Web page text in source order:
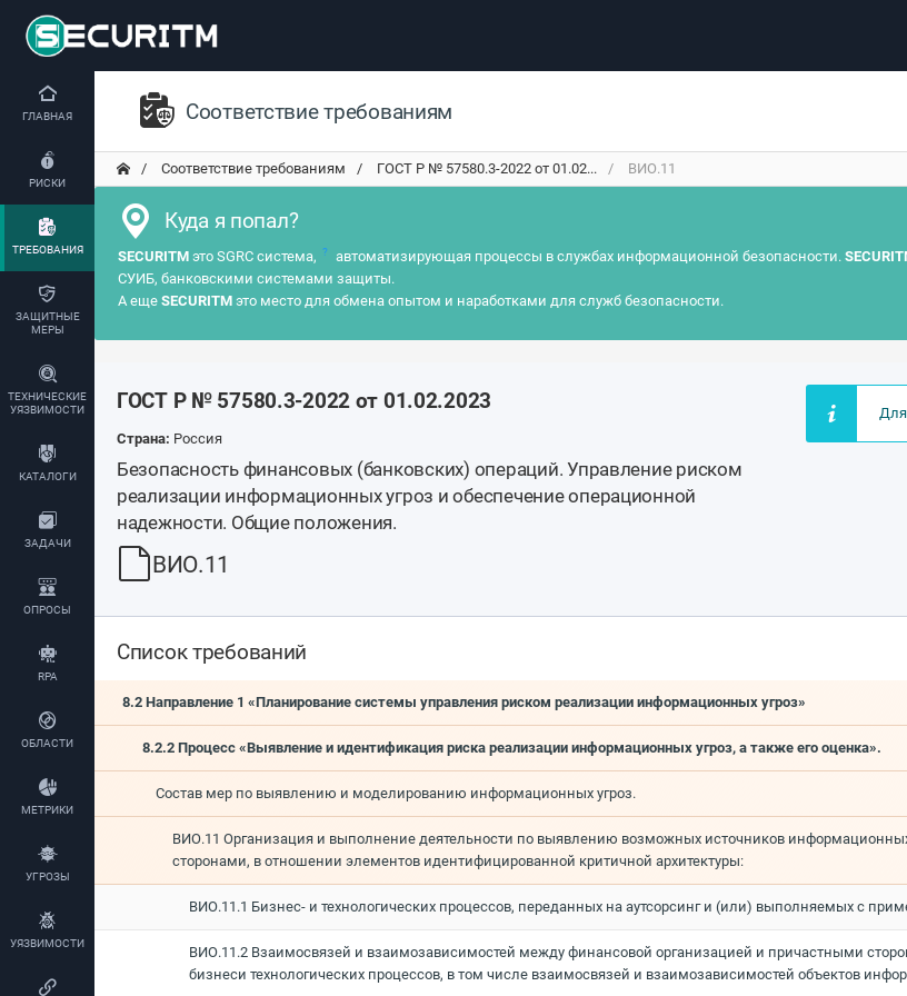
ГЛАВНАЯ
РИСКИ
ТРЕБОВАНИЯ
ЗАЩИТНЫЕ
МЕРЫ
ТЕХНИЧЕСКИЕ
УЯЗВИМОСТИ
КАТАЛОГИ
ЗАДАЧИ
ОПРОСЫ
RPA
ОБЛАСТИ
МЕТРИКИ
УГРОЗЫ
УЯЗВИМОСТИ
Соответствие требованиям
Соответствие требованиям ГОСТ Р № 57580.3-2022 от 01.02... ВИО.11
Куда я попал?
SECURITM это SGRC система, ? автоматизирующая процессы в службах информационной безопасности.
СУИБ, банковскими системами защиты.
А еще SECURITM это место для обмена опытом и наработками для служб безопасности.
ГОСТ Р № 57580.3-2022 от 01.02.2023
Страна: Россия
Безопасность финансовых (банковских) операций. Управление риском
реализации информационных угроз и обеспечение операционной
надежности. Общие положения.
ВИО.11
Для
Список требований
8.2 Направление 1 «Планирование системы управления риском реализации информационных угроз»
8.2.2 Процесс «Выявление и идентификация риска реализации информационных угроз, а также его оценка».
Состав мер по выявлению и моделированию информационных угроз.
ВИО.11 Организация и выполнение деятельности по выявлению возможных источников
сторонами, в отношении элементов идентифицированной критичной архитектуры:
ВИО.11.1 Бизнес- и технологических процессов, переданных на аутсорсинг и (или) выполняемых с
ВИО.11.2 Взаимосвязей и взаимозависимостей между финансовой организацией и причастными
бизнеси технологических процессов, в том числе взаимосвязей и взаимозависимостей объектов